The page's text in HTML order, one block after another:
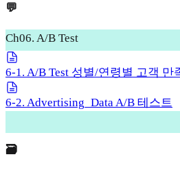
💬
Ch06. A/B Test
6-1. A/B Test 성별/연령별 고객 만
6-2. Advertising_Data A/B 테스트
🗃️